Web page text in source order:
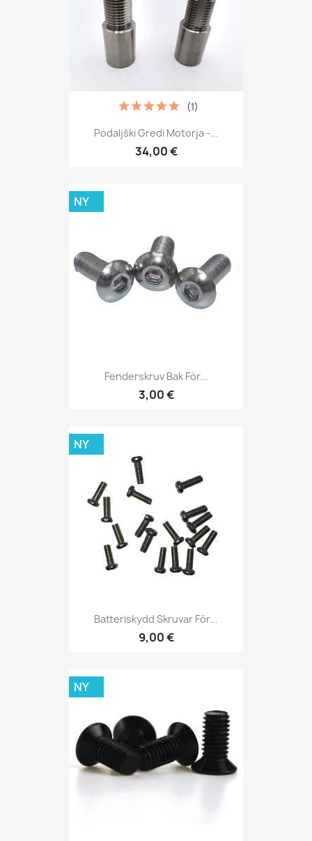
Podaljški Gredi Motorja -...
34,00 €
(1)
Fenderskruv Bak För...
3,00 €
NY
Batteriskydd Skruvar För...
9,00 €
NY
NY